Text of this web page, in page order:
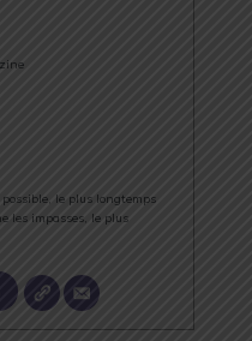
le plus longtemps
les impasses, le plus